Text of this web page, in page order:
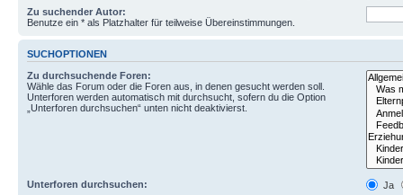
Zu suchender Autor:
Benutze ein * als Platzhalter für teilweise Übereinstimmungen.
SUCHOPTIONEN
Zu durchsuchende Foren:
Wähle das Forum oder die Foren aus, in denen gesucht werden soll.
Unterforen werden automatisch mit durchsucht, sofern du die Option
„Unterforen durchsuchen“ unten nicht deaktivierst.
Unterforen durchsuchen:
Ja